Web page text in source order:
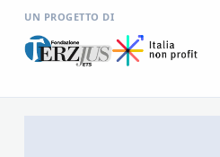
UN PROGETTO DI